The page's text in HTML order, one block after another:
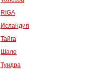
RIGA
Исландия
Тайга
Шале
Тундра